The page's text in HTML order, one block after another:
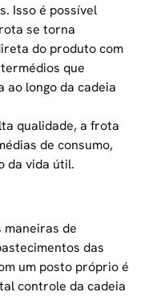
Isso é possível
se torna
do produto com
que
longo da cadeia
qualidade, a frota
de consumo,
da vida útil.
maneiras de
das
um posto próprio é
controle da cadeia